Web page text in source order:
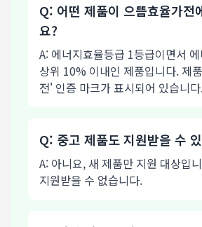
Q: 어떤 제품이 으뜸효율가전
요?
A: 에너지효율등급 1등급이면서
상위 10% 이내인 제품입니다. 제
전' 인증 마크가 표시되어 있습니
Q: 중고 제품도 지원받을 수
A: 아니요, 새 제품만 지원 대상입
지원받을 수 없습니다.